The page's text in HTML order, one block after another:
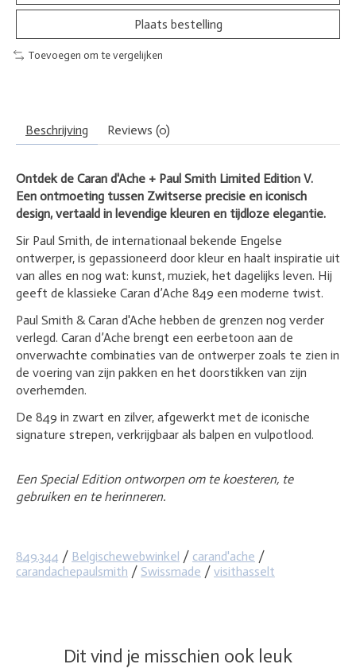
Plaats bestelling
Toevoegen om te vergelijken
Beschrijving Reviews (0)
Ontdek de Caran d'Ache + Paul Smith Limited Edition V.
Een ontmoeting tussen Zwitserse precisie en iconisch
design, vertaald in levendige kleuren en tijdloze elegantie.
Sir Paul Smith, de internationaal bekende Engelse
ontwerper, is gepassioneerd door kleur en haalt inspiratie uit
van alles en nog wat: kunst, muziek, het dagelijks leven. Hij
geeft de klassieke Caran d’Ache 849 een moderne twist.
Paul Smith & Caran d'Ache hebben de grenzen nog verder
verlegd. Caran d’Ache brengt een eerbetoon aan de
onverwachte combinaties van de ontwerper zoals te zien in
de voering van zijn pakken en het doorstikken van zijn
overhemden.
De 849 in zwart en zilver, afgewerkt met de iconische
signature strepen, verkrijgbaar als balpen en vulpotlood.
Een Special Edition ontworpen om te koesteren, te
gebruiken en te herinneren.
849.344 / Belgischewebwinkel / carand'ache /
carandachepaulsmith / Swissmade / visithasselt
Dit vind je misschien ook leuk